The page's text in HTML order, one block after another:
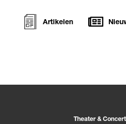
Artikelen
Theater &